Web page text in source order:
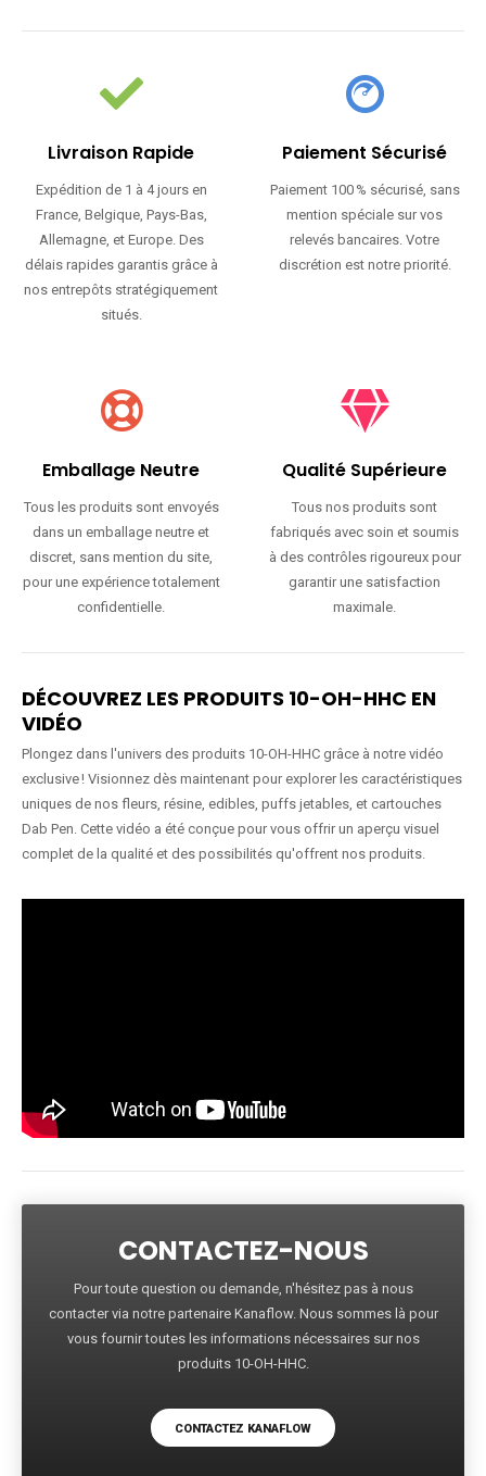
Livraison Rapide
Expédition de 1 à 4 jours en
France, Belgique, Pays-Bas,
Allemagne, et Europe. Des
délais rapides garantis grâce à
nos entrepôts stratégiquement
situés.
Paiement Sécurisé
Paiement 100 % sécurisé, sans
mention spéciale sur vos
relevés bancaires. Votre
discrétion est notre priorité.
Emballage Neutre
Tous les produits sont envoyés
dans un emballage neutre et
discret, sans mention du site,
pour une expérience totalement
confidentielle.
Qualité Supérieure
Tous nos produits sont
fabriqués avec soin et soumis
à des contrôles rigoureux pour
garantir une satisfaction
maximale.
DÉCOUVREZ LES PRODUITS 10-OH-HHC EN
VIDÉO
Plongez dans l'univers des produits 10-OH-HHC grâce à notre vidéo
exclusive ! Visionnez dès maintenant pour explorer les caractéristiques
uniques de nos fleurs, résine, edibles, puffs jetables, et cartouches
Dab Pen. Cette vidéo a été conçue pour vous offrir un aperçu visuel
complet de la qualité et des possibilités qu'offrent nos produits.
CONTACTEZ-NOUS
Pour toute question ou demande, n'hésitez pas à nous
contacter via notre partenaire Kanaflow. Nous sommes là pour
vous fournir toutes les informations nécessaires sur nos
produits 10-OH-HHC.
CONTACTEZ KANAFLOW